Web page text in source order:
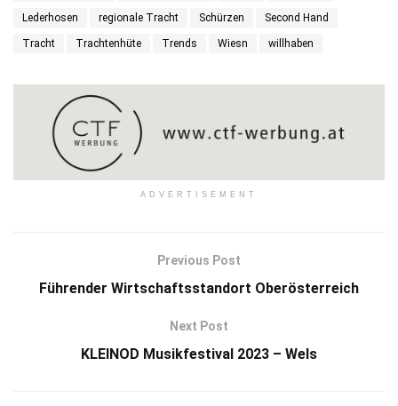
Lederhosen regionale Tracht Schürzen Second Hand
Tracht Trachtenhüte Trends Wiesn willhaben
ADVERTISEMENT
Previous Post
Führender Wirtschaftsstandort Oberösterreich
Next Post
KLEINOD Musikfestival 2023 – Wels